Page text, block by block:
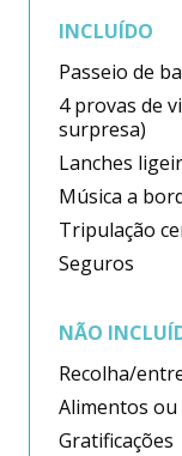
INCLUÍDO
Passeio de
4 provas de
surpresa)
Lanches
Música a
Tripulação
Seguros
NÃO
Recolha/
Alimentos ou
Gratificações